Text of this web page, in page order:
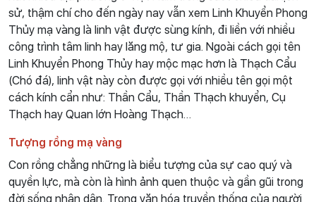
sử, thậm chí cho đến ngày nay vẫn xem Linh Khuyển Phong
Thủy mạ vàng là linh vật được sùng kính, đi liền với nhiều
công trình tâm linh hay lăng mộ, tư gia. Ngoài cách gọi tên
Linh Khuyển Phong Thủy hay mộc mạc hơn là Thạch Cẩu
(Chó đá), linh vật này còn được gọi với nhiều tên gọi một
cách kính cẩn như: Thần Cẩu, Thần Thạch khuyển, Cụ
Thạch hay Quan lớn Hoàng Thạch…
Tượng rồng mạ vàng
Con rồng chẳng những là biểu tượng của sự cao quý và
quyền lực, mà còn là hình ảnh quen thuộc và gần gũi trong
đời sống nhân dân. Trong văn hóa truyền thống của người